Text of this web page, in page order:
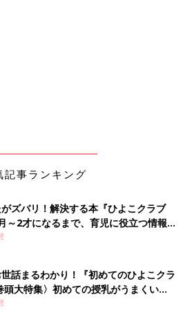
ギンスを足してもOK！
事ランキング
ズバリ！解決する本『ひよこクラブ
2才になるまで、育児に役立つ情報が
話まるわかり！『初めてのひよこクラ
頭大特集〉初めての授乳がうまくい
ミルクの基本と夏のトラブル 解決テ